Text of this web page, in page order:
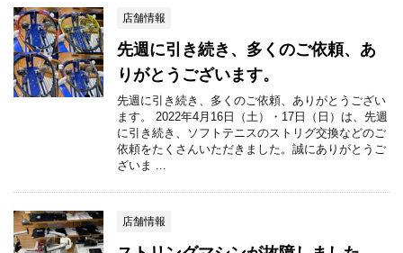
店舗情報
先週に引き続き、多くのご依頼、あ
りがとうございます。
先週に引き続き、多くのご依頼、ありがとうござい
ます。 2022年4月16日（土）・17日（日）は、先週
に引き続き、ソフトテニスのストリグ交換などのご
依頼をたくさんいただきました。誠にありがとうご
ざいま ...
店舗情報